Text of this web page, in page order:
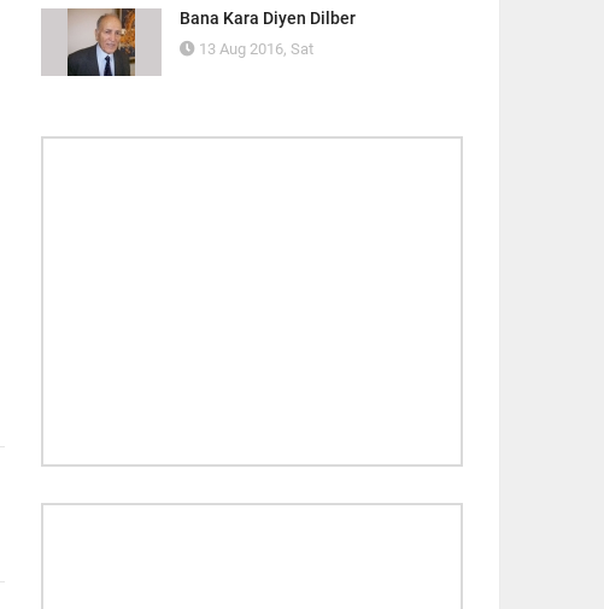
Bana Kara Diyen Dilber
13 Aug 2016, Sat